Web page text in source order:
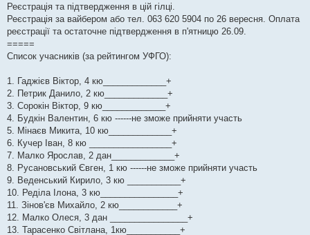
в
д
о
л
е
я
Реєстрація та підтвердження в цій гілці.
Реєстрація за вайбером або тел. 063 620 5904 по 26 вересня. Оплата
реєстрації та остаточне підтвердження в п'ятницю 26.09.
=====
Список учасників (за рейтингом УФГО):
1. Гаджієв Віктор, 4 кю_____________+
2. Петрик Данило, 2 кю_____________+
3. Сорокін Віктор, 9 кю_____________+
4. Будкін Валентин, 6 кю ------не зможе прийняти участь
5. Мінаєв Микита, 10 кю_____________+
6. Кучер Іван, 8 кю _________________+
7. Малко Ярослав, 2 дан_____________+
8. Русановський Євген, 1 кю ------не зможе прийняти участь
9. Веденський Кирило, 3 кю ___________+
10. Реділа Ілона, 3 кю________________+
11. Зінов'єв Михайло, 2 кю____________+
12. Малко Олеся, 3 дан ________________+
13. Тарасенко Світлана, 1кю___________+